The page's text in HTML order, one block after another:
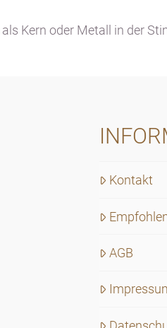
Kern oder Metall in der
Kontakt
AGB